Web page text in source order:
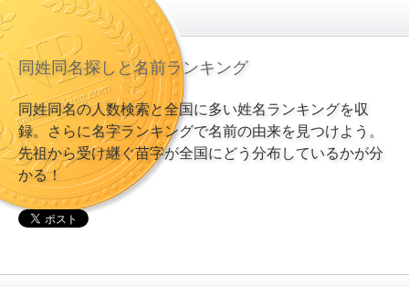
同姓同名探しと名前ランキング
同姓同名の人数検索と全国に多い姓名ランキングを収
録。さらに名字ランキングで名前の由来を見つけよう。
先祖から受け継ぐ苗字が全国にどう分布しているかが分
かる！